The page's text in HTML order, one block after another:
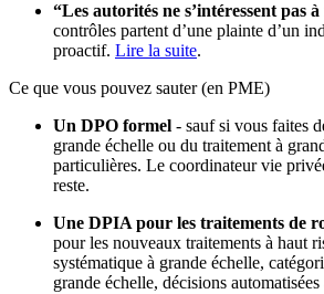
“Les autorités ne s’intéressent pas
contrôles partent d’une plainte d’un
proactif. Lire la suite.
Ce que vous pouvez sauter (en PME)
Un DPO formel - sauf si vous faites
grande échelle ou du traitement à
particulières. Le coordinateur vie
reste.
Une DPIA pour les traitements de
pour les nouveaux traitements à haut
systématique à grande échelle,
grande échelle, décisions